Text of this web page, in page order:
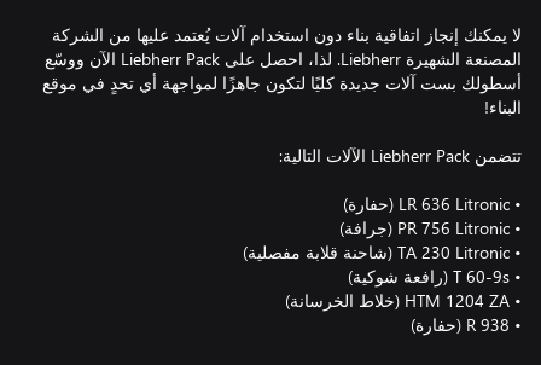
لا يمكنك إنجاز اتفاقية بناء دون استخدام آلات يُعتمد عليها من الشركة
المصنعة الشهيرة Liebherr. لذا، احصل على Liebherr Pack الآن ووسّع
أسطولك بست آلات جديدة كليًا لتكون جاهزًا لمواجهة أي تحدٍ في موقع
• R 938 (حفارة)